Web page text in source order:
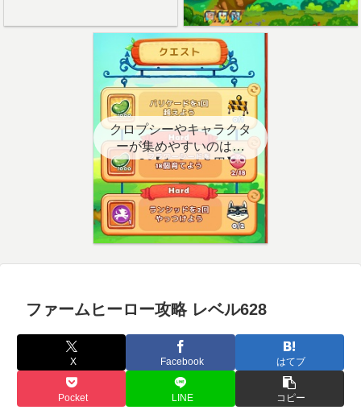
クロプシーやキャラクタ
ーが集めやすいのはど
こ？【クエスト用】
ファームヒーロー攻略 レベル628
X Facebook はてブ
Pocket LINE コピー